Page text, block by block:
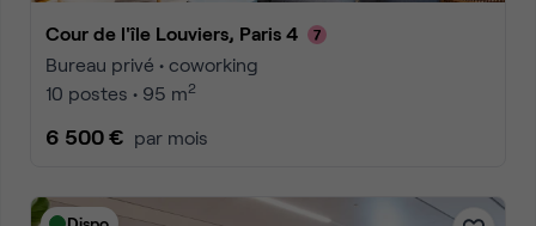
Cour de l'île Louviers, Paris 4
Bureau privé • coworking
10 postes • 95 m2
6 500 € par mois